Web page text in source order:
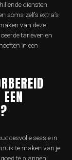
diensten
soms zelfs extra’s
van deze
tarieven en
in een
sessie in
te maken van je
te plannen.